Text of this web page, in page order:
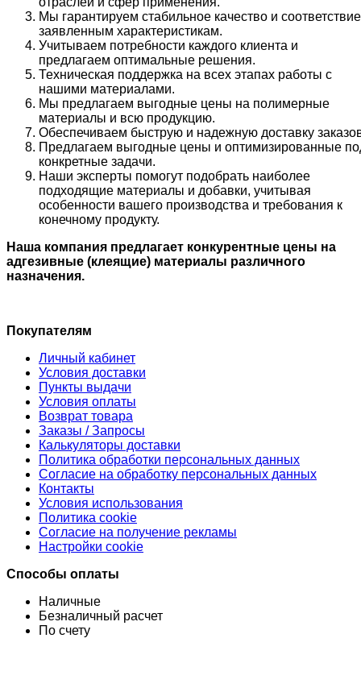
Мы гарантируем стабильное качество и соответствие
заявленным характеристикам.
Учитываем потребности каждого клиента и
предлагаем оптимальные решения.
Техническая поддержка на всех этапах работы с
нашими материалами.
Мы предлагаем выгодные цены на полимерные
материалы и всю продукцию.
Обеспечиваем быструю и надежную доставку
Предлагаем выгодные цены и оптимизированные
конкретные задачи.
Наши эксперты помогут подобрать наиболее
подходящие материалы и добавки, учитывая
особенности вашего производства и требования к
конечному продукту.
Наша компания предлагает конкурентные цены на
адгезивные (клеящие) материалы различного
назначения.
Покупателям
Личный кабинет
Условия доставки
Пункты выдачи
Условия оплаты
Возврат товара
Заказы / Запросы
Калькуляторы доставки
Политика обработки персональных данных
Согласие на обработку персональных данных
Контакты
Условия использования
Политика cookie
Согласие на получение рекламы
Настройки cookie
Способы оплаты
Наличные
Безналичный расчет
По счету